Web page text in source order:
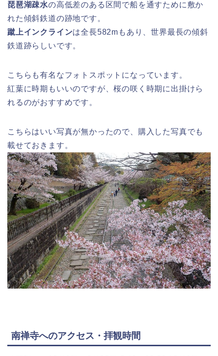
琵琶湖疎水の高低差のある区間で船を通すために敷か
れた傾斜鉄道の跡地です。
蹴上インクラインは全長582mもあり、世界最長の傾斜
鉄道跡らしいです。
こちらも有名なフォトスポットになっています。
紅葉に時期もいいのですが、桜の咲く時期に出掛けら
れるのがおすすめです。
こちらはいい写真が無かったので、購入した写真でも
載せておきます。
南禅寺へのアクセス・拝観時間